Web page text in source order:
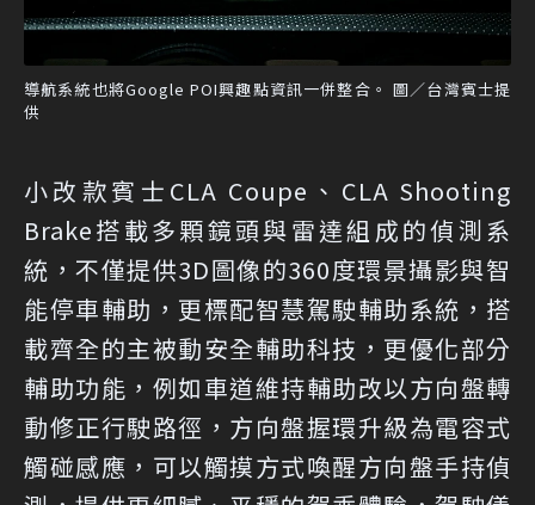
導航系統也將Google POI興趣點資訊一併整合。 圖／台灣賓士提
供
小改款賓士CLA Coupe、CLA Shooting
Brake搭載多顆鏡頭與雷達組成的偵測系
統，不僅提供3D圖像的360度環景攝影與智
能停車輔助，更標配智慧駕駛輔助系統，搭
載齊全的主被動安全輔助科技，更優化部分
輔助功能，例如車道維持輔助改以方向盤轉
動修正行駛路徑，方向盤握環升級為電容式
觸碰感應，可以觸摸方式喚醒方向盤手持偵